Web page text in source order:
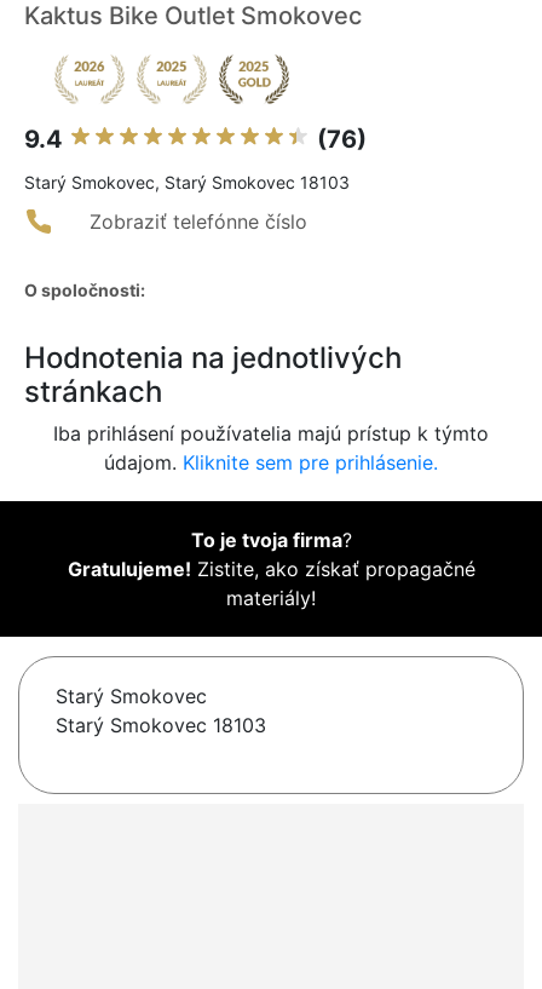
Kaktus Bike Outlet Smokovec
9.4 (76)
Starý Smokovec, Starý Smokovec 18103
Zobraziť telefónne číslo
O spoločnosti:
Hodnotenia na jednotlivých
stránkach
Iba prihlásení používatelia majú prístup k týmto
údajom. Kliknite sem pre prihlásenie.
To je tvoja firma?
Gratulujeme! Zistite, ako získať propagačné
materiály!
Starý Smokovec
Starý Smokovec 18103